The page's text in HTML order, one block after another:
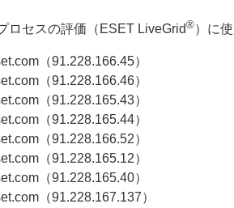
ロセスの評価（ESET LiveGrid®）に
（91.228.166.45）
（91.228.166.46）
（91.228.165.43）
（91.228.165.44）
（91.228.166.52）
（91.228.165.12）
（91.228.165.40）
（91.228.167.137）